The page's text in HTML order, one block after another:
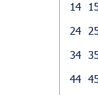
14
24
34
44